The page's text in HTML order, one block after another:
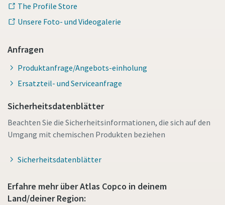
The Profile Store
Unsere Foto- und Videogalerie
Anfragen
Produktanfrage/Angebots-einholung
Ersatzteil- und Serviceanfrage
Sicherheitsdatenblätter
Beachten Sie die Sicherheitsinformationen, die sich auf den
Umgang mit chemischen Produkten beziehen
Sicherheitsdatenblätter
Erfahre mehr über Atlas Copco in deinem
Land/deiner Region: